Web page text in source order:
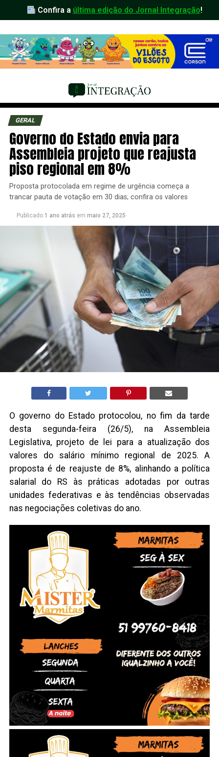
Confira a última edição do Jornal Integração!
GERAL
Governo do Estado envia para
Assembleia projeto que reajusta
piso regional em 8%
Proposta protocolada em regime de urgência começa a
trancar pauta de votação em 30 dias; confira os valores
Publicado 1 ano atrás em maio 27, 2025
O governo do Estado protocolou, no fim da tarde
desta segunda-feira (26/5), na Assembleia
Legislativa, projeto de lei para a atualização dos
valores do salário mínimo regional de 2025. A
proposta é de reajuste de 8%, alinhando a política
salarial do RS às práticas adotadas por outras
unidades federativas e às tendências observadas
nas negociações coletivas do ano.